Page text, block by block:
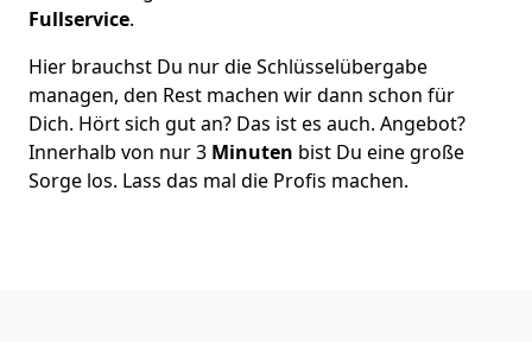
Fullservice.
Hier brauchst Du nur die Schlüsselübergabe
managen, den Rest machen wir dann schon für
Dich. Hört sich gut an? Das ist es auch. Angebot?
Innerhalb von nur 3 Minuten bist Du eine große
Sorge los. Lass das mal die Profis machen.